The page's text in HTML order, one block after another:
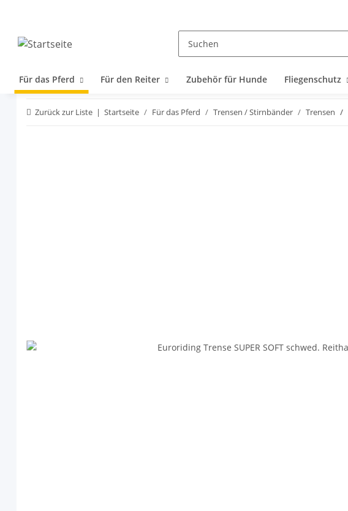
Für das Pferd Für den Reiter Zubehör für Hunde Fliegenschutz
Zurück zur Liste Startseite Für das Pferd Trensen / Stirnbänder Trensen